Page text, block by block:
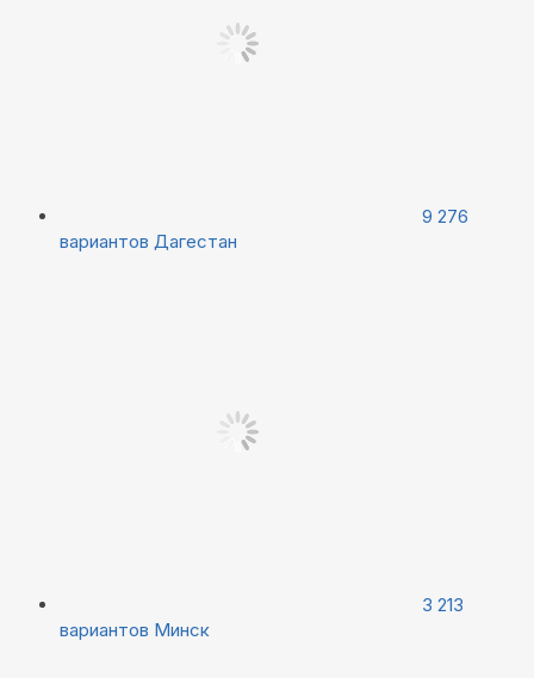
9 276
вариантов Дагестан
3 213
вариантов Минск